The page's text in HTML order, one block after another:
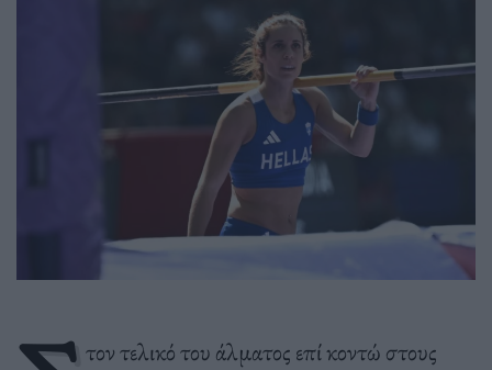
τον τελικό του άλματος επί κοντώ στους